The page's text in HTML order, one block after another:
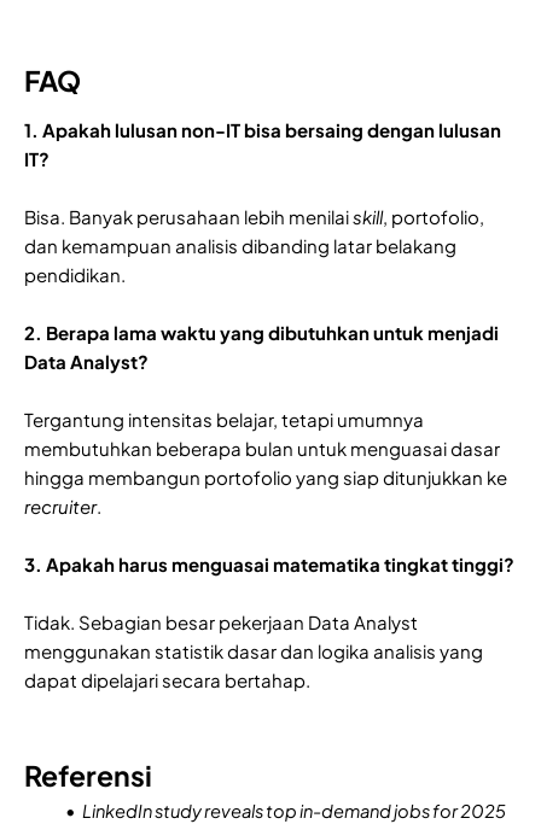
FAQ
1. Apakah lulusan non-IT bisa bersaing dengan lulusan
IT?
Bisa. Banyak perusahaan lebih menilaiskill, portofolio,
dan kemampuan analisis dibanding latar belakang
pendidikan.
2. Berapa lama waktu yang dibutuhkan untuk menjadi
Data Analyst?
Tergantung intensitas belajar, tetapi umumnya
membutuhkan beberapa bulan untuk menguasai dasar
hingga membangun portofolio yang siap ditunjukkan ke
recruiter.
3. Apakah harus menguasai matematika tingkat tinggi?
Tidak. Sebagian besar pekerjaan Data Analyst
menggunakan statistik dasar dan logika analisis yang
dapat dipelajari secara bertahap.
Referensi
LinkedIn study reveals top in-demand jobs for 2025